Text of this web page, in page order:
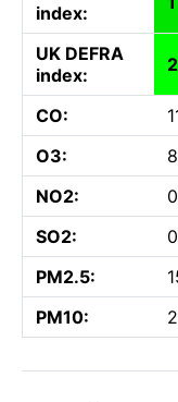
index:
UK DEFRA
index:
CO:
O3:
NO2:
SO2:
PM2.5:
PM10: